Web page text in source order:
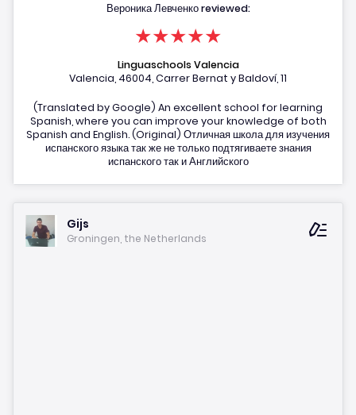
Вероника Левченко reviewed:
★★★★★
Linguaschools Valencia
Valencia, 46004, Carrer Bernat y Baldoví, 11
(Translated by Google) An excellent school for learning
Spanish, where you can improve your knowledge of both
Spanish and English. (Original) Отличная школа для изучения
испанского языка так же не только подтягиваете знания
испанского так и Английского
Gijs
Groningen, the Netherlands